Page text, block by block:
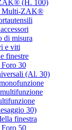
(H. 100)
Multi-ZAK®
di misura
e viti
finestre
30
(Al. 30)
30)
finestra
50